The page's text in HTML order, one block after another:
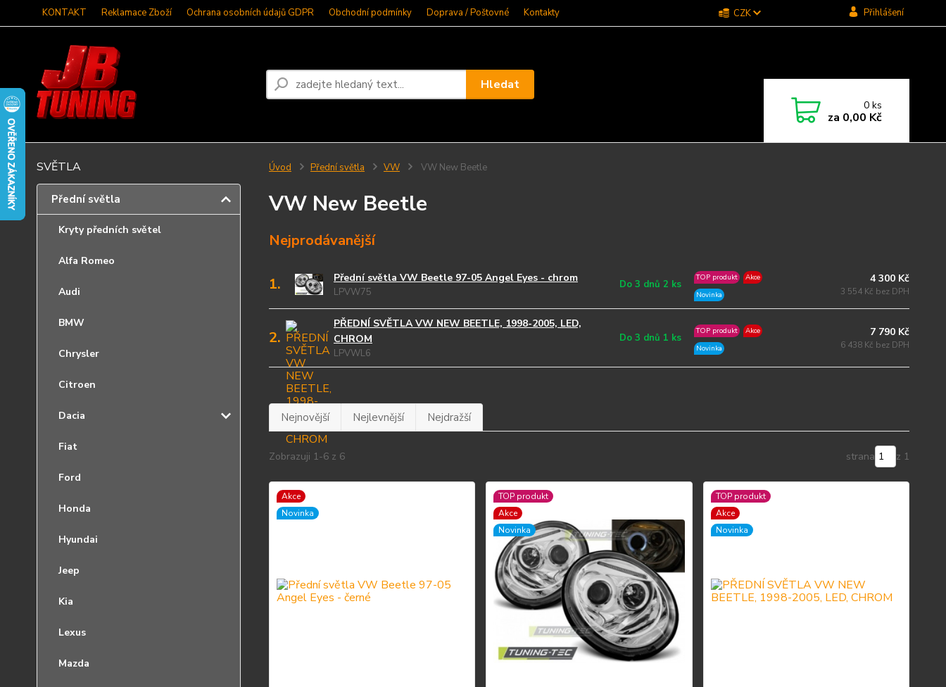
KONTAKT Reklamace Zboží Ochrana osobních údajů GDPR Obchodní podmínky Doprava / Poštovné Kontakty CZK Přihlášení
Hledat
0ks
za 0,00 Kč
SVĚTLA
Přední světla
Kryty předních světel
Alfa Romeo
Audi
BMW
Chrysler
Citroen
Dacia
Fiat
Ford
Honda
Hyundai
Jeep
Kia
Lexus
Mazda
Úvod Přední světla VW VW New Beetle
VW New Beetle
Nejprodávanější
1. Přední světla VW Beetle 97-05 Angel Eyes - chrom
LPVW75
Do 3 dnů 2 ks
TOP produkt
Akce
Novinka
4 300 Kč
3 554 Kč bez DPH
2.
PŘEDNÍ SVĚTLA VW NEW BEETLE, 1998-2005, LED,
CHROM
LPVWL6
Do 3 dnů 1 ks
TOP produkt
Akce
Novinka
7 790 Kč
6 438 Kč bez DPH
Nejnovější Nejlevnější Nejdražší
Zobrazuji 1-6 z 6 strana z 1
Akce
Novinka
TOP produkt
Akce
Novinka
TOP produkt
Akce
Novinka